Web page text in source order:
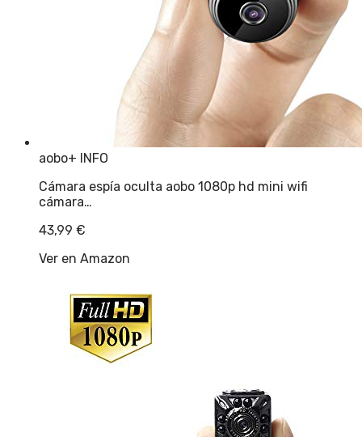
aobo+ INFO
Cámara espía oculta aobo 1080p hd mini wifi
cámara…
43,99 €
Ver en Amazon